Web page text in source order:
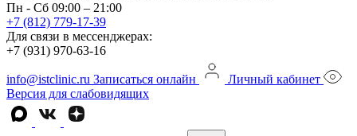
Пн - Сб 09:00 – 21:00
+7 (812) 779-17-39
Для связи в мессенджерах:
+7 (931) 970-63-16
info@istclinic.ru Записаться онлайн
Личный кабинет
Версия для слабовидящих